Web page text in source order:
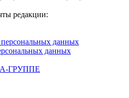
редакции:
персональных данных
данных
ГРУППЕ